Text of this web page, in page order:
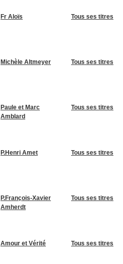
Fr Aloïs Tous ses titres
Michèle Altmeyer Tous ses titres
Paule et Marc
Amblard
Tous ses titres
P.Henri Amet Tous ses titres
P.François-Xavier
Amherdt
Tous ses titres
Amour et Vérité Tous ses titres